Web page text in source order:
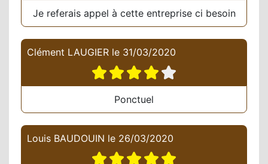
Je referais appel à cette entreprise ci besoin
Clément LAUGIER le 31/03/2020
Ponctuel
Louis BAUDOUIN le 26/03/2020